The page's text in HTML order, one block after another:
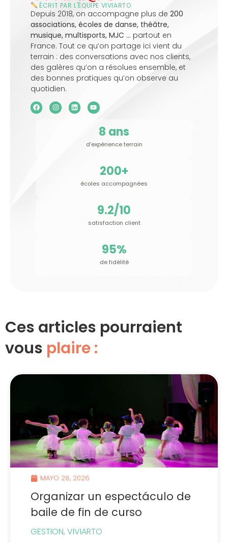
ÉCRIT PAR L'ÉQUIPE VIVIARTO
Depuis 2018, on accompagne plus de 200
associations, écoles de danse, théâtre,
musique, multisports, MJC … partout en
France. Tout ce qu’on partage ici vient du
terrain : des conversations avec nos clients,
des galères qu’on a résolues ensemble, et
des bonnes pratiques qu’on observe au
quotidien.
d'expérience terrain
8 ans
écoles accompagnées
200+
satisfaction client
9.2/10
de fidélité
95%
Ces articles pourraient
vous plaire :
MAYO 28, 2026
Organizar un espectáculo de
baile de fin de curso
GESTION, VIVIARTO